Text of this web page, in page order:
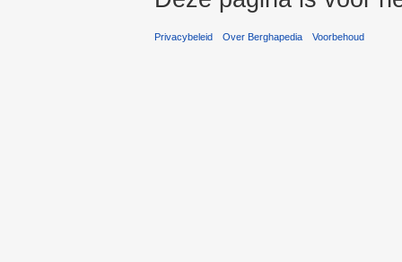
Privacybeleid Over Berghapedia Voorbehoud